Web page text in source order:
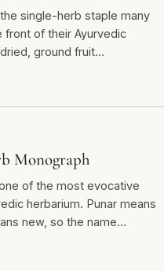
single-herb staple many
of their Ayurvedic
ground fruit…
Monograph
of the most evocative
herbarium. Punar means
new, so the name…